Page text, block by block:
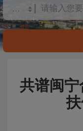
共谱闽